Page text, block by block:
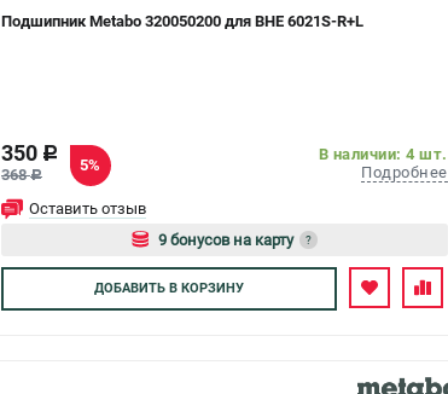
Подшипник Metabo 320050200 для BHE 6021S-R+L
350 c
368c
5%
В наличии: 4 шт.
Подробнее
Оставить отзыв
9 бонусов на карту
?
Авторизуйтесь
ДОБАВИТЬВ КОРЗИНУ